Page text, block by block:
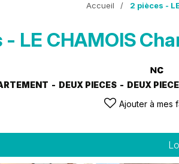
Accueil / 2 pièces -
- LE CHAMOIS
DEUX PIECES DEUX
Ajouter à mes